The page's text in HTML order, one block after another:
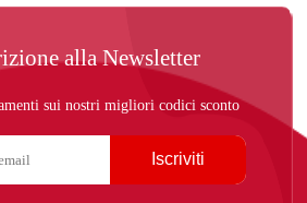
alla Newsletter
sui nostri migliori codici sconto
Iscriviti